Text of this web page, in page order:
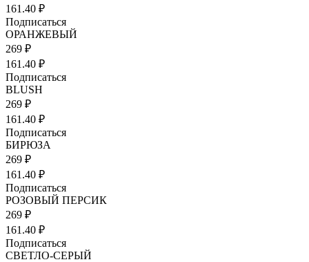
161.40 ₽
Подписаться
ОРАНЖЕВЫЙ
269 ₽
161.40 ₽
Подписаться
BLUSH
269 ₽
161.40 ₽
Подписаться
БИРЮЗА
269 ₽
161.40 ₽
Подписаться
РОЗОВЫЙ ПЕРСИК
269 ₽
161.40 ₽
Подписаться
СВЕТЛО-СЕРЫЙ